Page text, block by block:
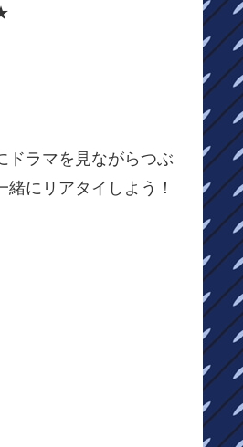
ドラマを見ながらつぶ
にリアタイしよう！